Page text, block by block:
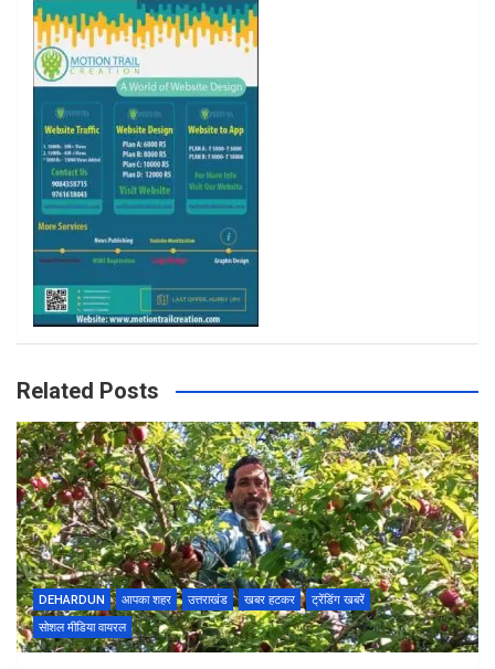
k a
m
Related Posts
DEHARDUN आपका शहर उत्तराखंड खबर हटकर
ट्रेंडिंग खबरें
सोशल मीडिया वायरल